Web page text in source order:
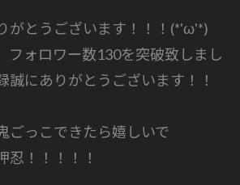
がとうございます！！！(*'ω'*)
フォロワー数130を突破致しまし
誠にありがとうございます！！
ごっこできたら嬉しいで
！！！！！